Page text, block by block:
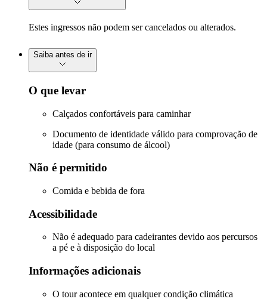
Estes ingressos não podem ser cancelados ou alterados.
Saiba antes de ir
O que levar
Calçados confortáveis para caminhar
Documento de identidade válido para comprovação de
idade (para consumo de álcool)
Não é permitido
Comida e bebida de fora
Acessibilidade
Não é adequado para cadeirantes devido aos percursos
a pé e à disposição do local
Informações adicionais
O tour acontece em qualquer condição climática